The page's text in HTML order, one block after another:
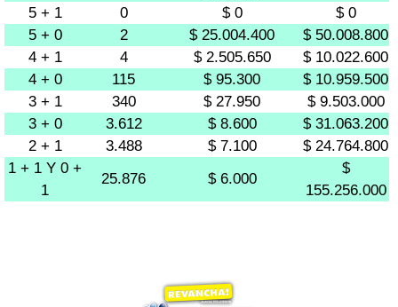
5 + 1
0 $ 0
$ 0
5 + 0
2 $ 25.004.400
$ 50.008.800
4 + 1
4 $ 2.505.650
$ 10.022.600
4 + 0
115 $ 95.300
$ 10.959.500
3 + 1
340 $ 27.950
$ 9.503.000
3 + 0
3.612 $ 8.600
$ 31.063.200
2 + 1
3.488 $ 7.100
$ 24.764.800
1 + 1 Y 0 +
1
25.876 $ 6.000
$
155.256.000